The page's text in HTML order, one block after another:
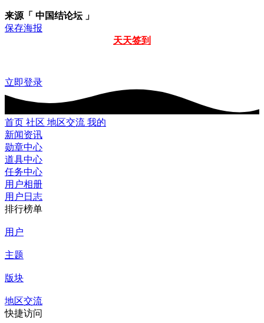
来源「 中国结论坛 」
保存海报
天天签到
立即登录
首页 社区 地区交流 我的
新闻资讯
勋章中心
道具中心
任务中心
用户相册
用户日志
排行榜单
用户
主题
版块
地区交流
快捷访问